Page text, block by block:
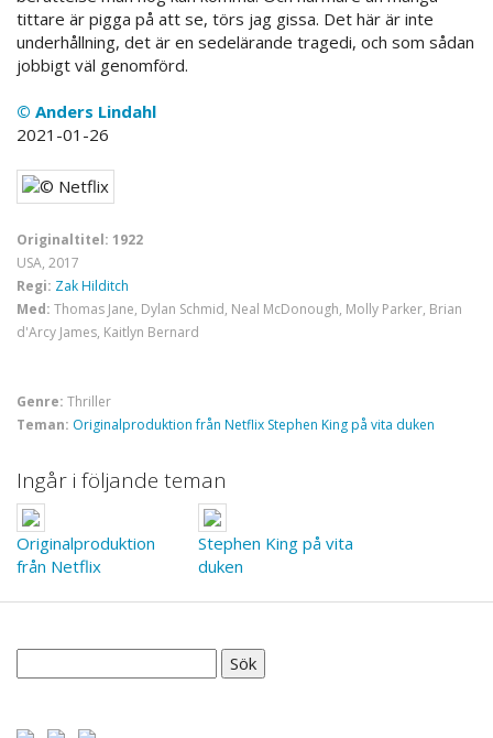
tittare är pigga på att se, törs jag gissa. Det här är inte
underhållning, det är en sedelärande tragedi, och som sådan
jobbigt väl genomförd.
© Anders Lindahl
2021-01-26
Originaltitel: 1922
USA, 2017
Regi: Zak Hilditch
Med: Thomas Jane, Dylan Schmid, Neal McDonough, Molly Parker, Brian
d'Arcy James, Kaitlyn Bernard
Genre: Thriller
Teman: Originalproduktion från Netflix Stephen King på vita duken
Ingår i följande teman
Originalproduktion
från Netflix
Stephen King på vita
duken
Sök